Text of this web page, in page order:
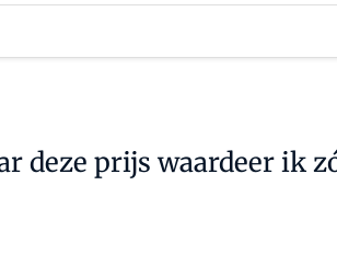
deze prijs waardeer ik